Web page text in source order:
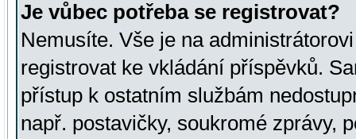
Je vůbec potřeba se registrovat?
Nemusíte. Vše je na
registrovat ke vkládání příspěvků.
přístup k ostatním službám
např. postavičky, soukromé zprávy,